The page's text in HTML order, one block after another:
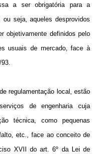
a ser obrigatória para a
seja, aqueles desprovidos
objetivamente definidos pelo
usuais de mercado, face à
regulamentação local, estão
de engenharia cuja
técnica, como pequenas
etc., face ao conceito de
XVII do art. 6º da Lei de